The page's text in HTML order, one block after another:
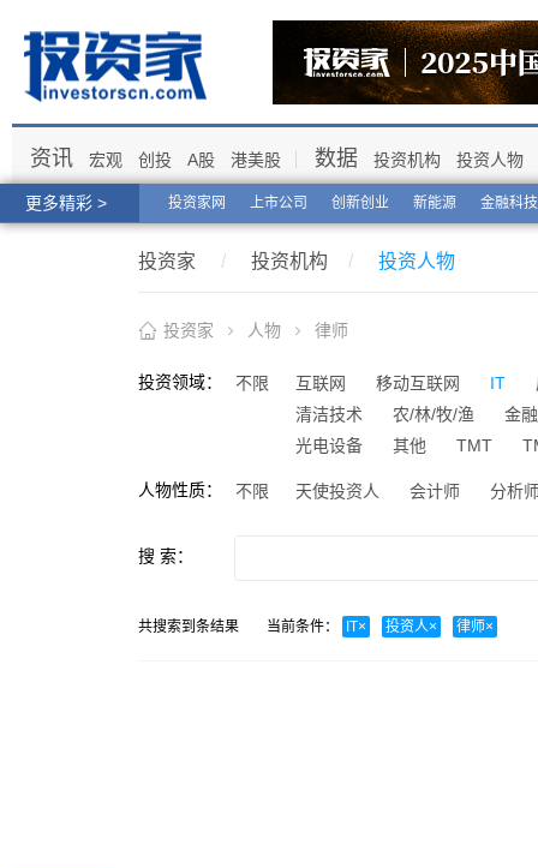
更多精彩 > 投资家网 上市公司 创新创业 新能源 金融科技
资讯 宏观 创投 A股 港美股 数据 投资机构 投资人物
投资家 / 投资机构 / 投资人物
投资家 人物 律师
投资领域： 不限 互联网 移动互联网 IT
清洁技术
农/林/牧/渔
金融
光电设备
其他 TMT
人物性质： 不限 天使投资人 会计师 分析
搜 索：
共搜索到 条结果 当前条件： IT× 投资人× 律师×